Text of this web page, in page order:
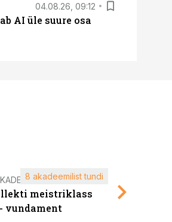
04.08.26, 09:12
AI üle suure osa
meistriklass
vundament
8 akadeemilist tundi